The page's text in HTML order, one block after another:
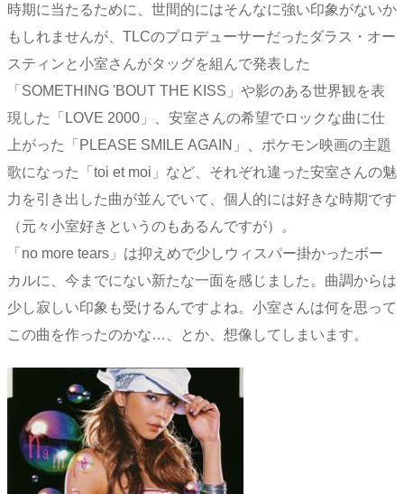
時期に当たるために、世間的にはそんなに強い印象がないか
もしれませんが、TLCのプロデューサーだったダラス・オー
スティンと小室さんがタッグを組んで発表した
「SOMETHING 'BOUT THE KISS」や影のある世界観を表
現した「LOVE 2000」、安室さんの希望でロックな曲に仕
上がった「PLEASE SMILE AGAIN」、ポケモン映画の主題
歌になった「toi et moi」など、それぞれ違った安室さんの魅
力を引き出した曲が並んでいて、個人的には好きな時期です
（元々小室好きというのもあるんですが）。
「no more tears」は抑えめで少しウィスパー掛かったボー
カルに、今までにない新たな一面を感じました。曲調からは
少し寂しい印象も受けるんですよね。小室さんは何を思って
この曲を作ったのかな…、とか、想像してしまいます。